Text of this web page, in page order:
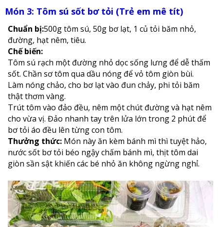
Món 3: Tôm sú sốt bơ tỏi (Trẻ em mê tít)
Chuẩn bị:500g tôm sú, 50g bơ lạt, 1 củ tỏi băm nhỏ,
đường, hạt nêm, tiêu.
Chế biến:
Tôm sú rạch một đường nhỏ dọc sống lưng để dễ thấm
sốt. Chần sơ tôm qua dầu nóng để vỏ tôm giòn bùi.
Làm nóng chảo, cho bơ lạt vào đun chảy, phi tỏi băm
thật thơm vàng.
Trút tôm vào đảo đều, nêm một chút đường và hạt nêm
cho vừa vị. Đảo nhanh tay trên lửa lớn trong 2 phút để
bơ tỏi áo đều lên từng con tôm.
Thưởng thức: Món này ăn kèm bánh mì thì tuyệt hảo,
nước sốt bơ tỏi béo ngậy chấm bánh mì, thịt tôm dai
giòn sần sật khiến các bé nhỏ ăn không ngừng nghỉ.